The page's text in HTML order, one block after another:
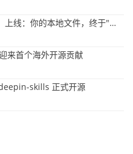
重磅更新！小U同学「全局知识库」上线：你的本地文件，终于"活"起来了
来首个海外开源贡献
skills 正式开源